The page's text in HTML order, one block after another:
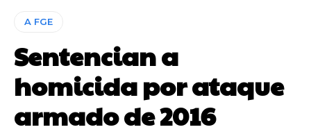
A FGE
Sentencian a
homicida por ataque
armado de 2016